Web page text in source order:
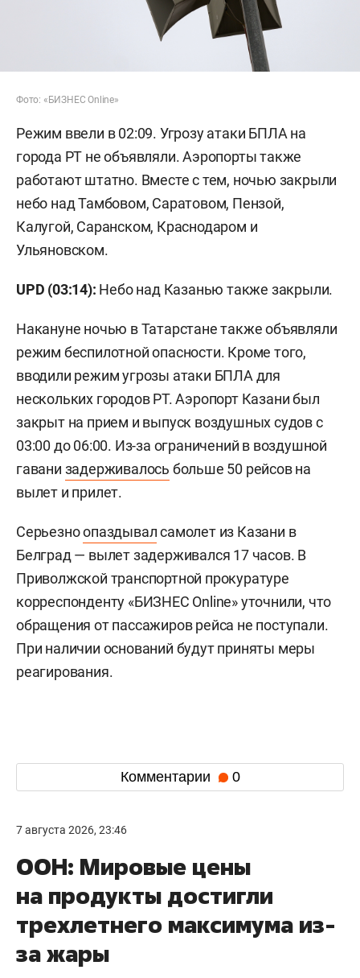
Фото: «БИЗНЕС Online»
Режим ввели в 02:09. Угрозу атаки БПЛА на
города РТ не объявляли. Аэропорты также
работают штатно. Вместе с тем, ночью закрыли
небо над Тамбовом, Саратовом, Пензой,
Калугой, Саранском, Краснодаром и
Ульяновском.
UPD (03:14): Небо над Казанью также закрыли.
Накануне ночью в Татарстане также объявляли
режим беспилотной опасности. Кроме того,
вводили режим угрозы атаки БПЛА для
нескольких городов РТ. Аэропорт Казани был
закрыт на прием и выпуск воздушных судов с
03:00 до 06:00. Из-за ограничений в воздушной
гавани задерживалось больше 50 рейсов на
вылет и прилет.
Серьезноопаздывалсамолет из Казани в
Белград — вылет задерживался 17 часов. В
Приволжской транспортной прокуратуре
корреспонденту «БИЗНЕС Online» уточнили, что
обращения от пассажиров рейса не поступали.
При наличии оснований будут приняты меры
реагирования.
Комментарии 0
7 августа 2026, 23:46
ООН: Мировые цены
на продукты достигли
трехлетнего максимума из-
за жары